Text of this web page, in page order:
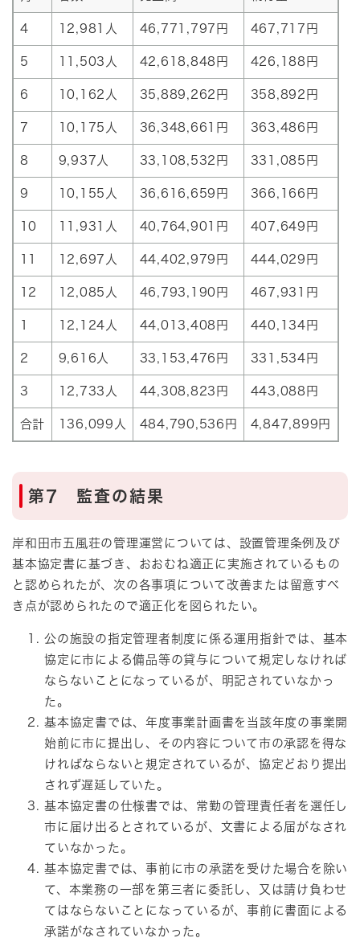
4 12,981人 46,771,797円 467,717円
5 11,503人 42,618,848円 426,188円
6 10,162人 35,889,262円 358,892円
7 10,175人 36,348,661円 363,486円
8 9,937人 33,108,532円 331,085円
9 10,155人 36,616,659円 366,166円
10 11,931人 40,764,901円 407,649円
12,697人 44,402,979円 444,029円
12 12,085人 46,793,190円 467,931円
12,124人 44,013,408円 440,134円
2 9,616人 33,153,476円 331,534円
3 12,733人 44,308,823円 443,088円
合計 136,099人 484,790,536円 4,847,899円
第7 監査の結果
岸和田市五風荘の管理運営については、設置管理条例及び
基本協定書に基づき、おおむね適正に実施されているもの
と認められたが、次の各事項について改善または留意すべ
き点が認められたので適正化を図られたい。
公の施設の指定管理者制度に係る運用指針では、基本
協定に市による備品等の貸与について規定しなければ
ならないことになっているが、明記されていなかっ
た。
基本協定書では、年度事業計画書を当該年度の事業開
始前に市に提出し、その内容について市の承認を得な
ければならないと規定されているが、協定どおり提出
されず遅延していた。
基本協定書の仕様書では、常勤の管理責任者を選任し
市に届け出るとされているが、文書による届がなされ
ていなかった。
基本協定書では、事前に市の承諾を受けた場合を除い
て、本業務の一部を第三者に委託し、又は請け負わせ
てはならないことになっているが、事前に書面による
承諾がなされていなかった。